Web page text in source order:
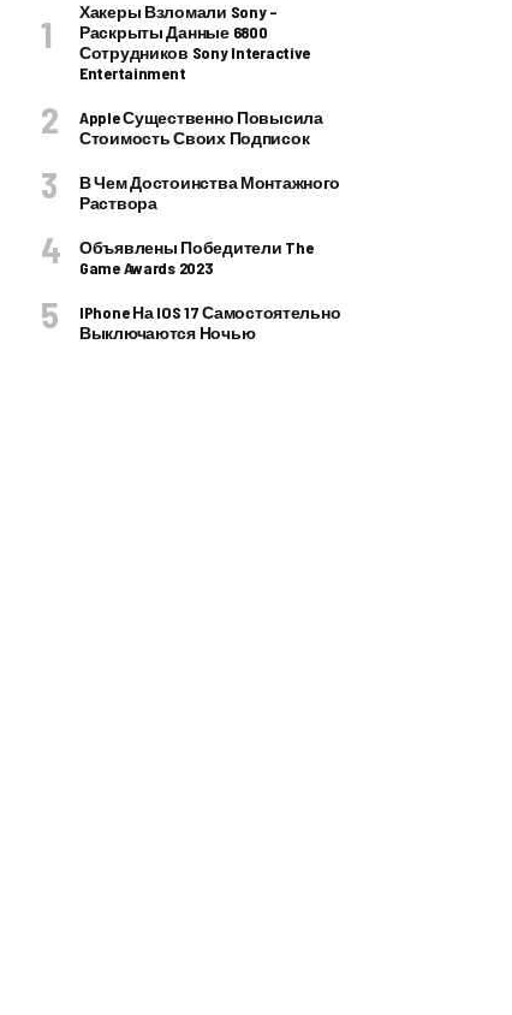
Хакеры Взломали Sony –
Раскрыты Данные 6800
Сотрудников Sony Interactive
Entertainment
Apple Существенно Повысила
Стоимость Своих Подписок
В Чем Достоинства Монтажного
Раствора
Объявлены Победители The
Game Awards 2023
IPhone На IOS 17 Самостоятельно
Выключаются Ночью